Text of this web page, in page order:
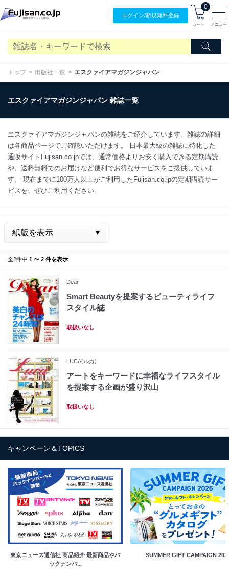
ログイン/新規無料登録
0
カート メニュー
トップ 出版社一覧 エスクァイアマガジンジャパン
エスクァイアマガジンジャパン 雑誌一覧
エスクァイアマガジンジャパンの雑誌をご紹介しています。雑誌の詳細
は各商品ページでご確認いただけます。 日本最大級の雑誌に特化した
通販サイトFujisan.co.jpでは、通常価格よりお安く購入できる定期購読
や、送料無料でのお届けなど便利でお得なサービスをご提供していま
す。 現在までに100万人以上がご利用したFujisan.co.jpの定期購読サー
ビスを、ぜひご利用ください。
全2件中 1 〜 2 件を表示
Dear
Smart Beautyを提案するビューティライフ
スタイル誌
取扱いなし
LUCA(ルカ)
アートをキーワードに幸福なライフスタイル
を提案する企画が盛り沢山
取扱いなし
キャンペーン＆TOPICS
東京ニュース通信社 商品紹介 最新商品やバ
ックナンバ...
SUMMER GIFT CAMPAIGN